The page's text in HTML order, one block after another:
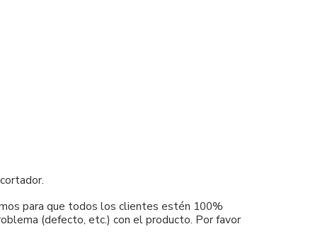
para que todos los clientes estén 100%
(defecto, etc.) con el producto. Por favor